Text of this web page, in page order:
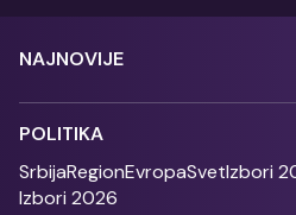
NAJNOVIJE
POLITIKA
SrbijaRegionEvropaSvetIzbori
Izbori 2026